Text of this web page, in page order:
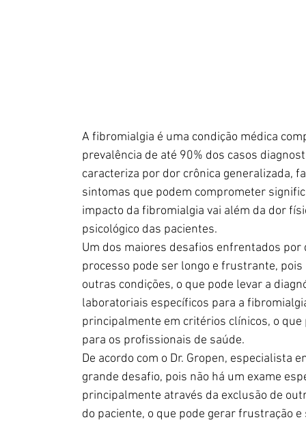
A fibromialgia é uma condição médica
prevalência de até 90% dos casos
caracteriza por dor crônica generalizada,
sintomas que podem comprometer
impacto da fibromialgia vai além da dor
psicológico das pacientes.
Um dos maiores desafios enfrentados
processo pode ser longo e frustrante,
outras condições, o que pode levar a
laboratoriais específicos para a
principalmente em critérios clínicos, o
para os profissionais de saúde.
De acordo com o Dr. Gropen, especialista
grande desafio, pois não há um exame
principalmente através da exclusão de
do paciente, o que pode gerar frustração